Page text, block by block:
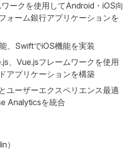
ークを使用してAndroid・iOS向
ォーム銀行アプリケーションを
、SwiftでiOS機能を実装
、Vue.jsフレームワークを使用
アプリケーションを構築
ユーザーエクスペリエンス最適
Analyticsを統合
）